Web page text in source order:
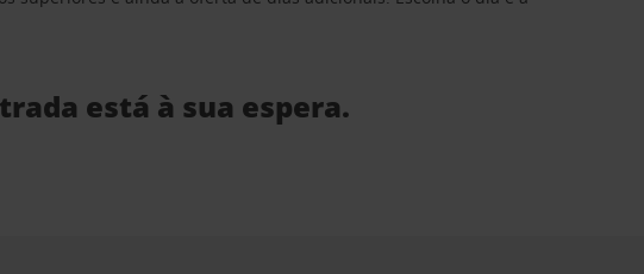
está à sua espera.